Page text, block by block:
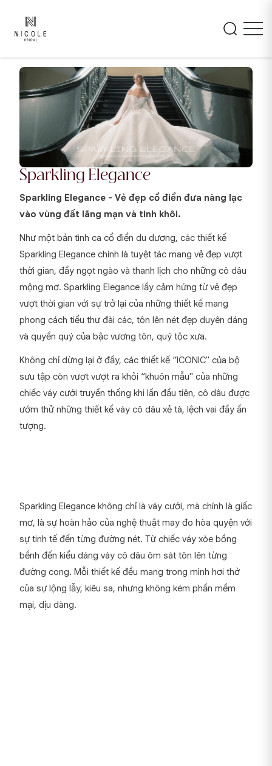
Sparkling Elegance
Sparkling Elegance - Vẻ đẹp cổ điển đưa nàng lạc
vào vùng đất lãng mạn và tinh khôi.
Như một bản tình ca cổ điển du dương, các thiết kế
Sparkling Elegance chính là tuyệt tác mang vẻ đẹp vượt
thời gian, đầy ngọt ngào và thanh lịch cho những cô dâu
mộng mơ. Sparkling Elegance lấy cảm hứng từ vẻ đẹp
vượt thời gian với sự trở lại của những thiết kế mang
phong cách tiểu thư đài các, tôn lên nét đẹp duyên dáng
và quyền quý của bậc vương tôn, quý tộc xưa.
Không chỉ dừng lại ở đấy, các thiết kế “ICONIC" của bộ
sưu tập còn vượt vượt ra khỏi “khuôn mẫu" của những
chiếc váy cưới truyền thống khi lần đầu tiên, cô dâu được
ướm thử những thiết kế váy cô dâu xẻ tà, lệch vai đầy ấn
tượng.
Sparkling Elegance không chỉ là váy cưới, mà chính là giấc
mơ, là sự hoàn hảo của nghệ thuật may đo hòa quyện với
sự tinh tế đến từng đường nét. Từ chiếc váy xòe bồng
bềnh đến kiểu dáng váy cô dâu ôm sát tôn lên từng
đường cong. Mỗi thiết kế đều mang trong mình hơi thở
của sự lộng lẫy, kiêu sa, nhưng không kém phần mềm
mại, dịu dàng.